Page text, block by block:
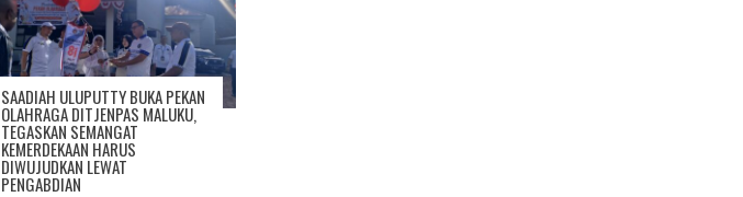
SAADIAH ULUPUTTY BUKA PEKAN
OLAHRAGA DITJENPAS MALUKU,
TEGASKAN SEMANGAT
KEMERDEKAAN HARUS
DIWUJUDKAN LEWAT
PENGABDIAN